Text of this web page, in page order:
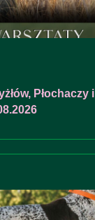
Płochaczy i